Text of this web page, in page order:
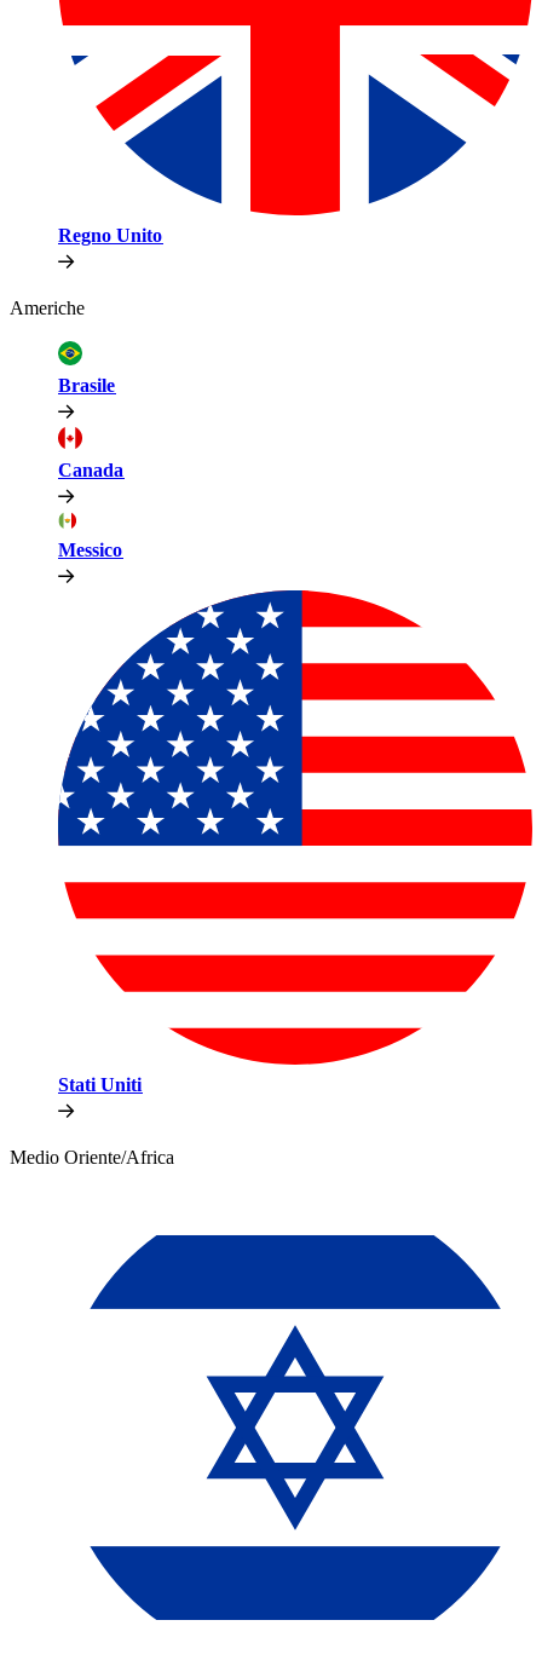
Regno Unito​​
Americhe​​
Brasile​​
Canada​​
Messico​​
Stati Uniti​​
Medio Oriente/Africa​​